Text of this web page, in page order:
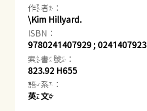
作者：
\Kim Hillyard.
ISBN：
9780241407929 ; 0241407923
索書號：
823.92 H655
語系：
英文